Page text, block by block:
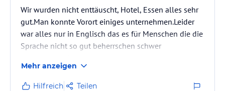
Wir wurden nicht enttäuscht, Hotel, Essen alles sehr
gut.Man konnte Vorort einiges unternehmen.Leider
war alles nur in Englisch das es für Menschen die die
Sprache nicht so gut beherrschen schwer
Mehr anzeigen
Hilfreich Teilen